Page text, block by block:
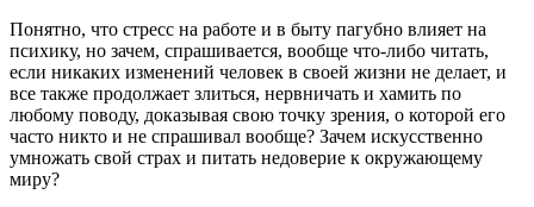
Понятно, что стресс на работе и в быту пагубно влияет на
психику, но зачем, спрашивается, вообще что-либо читать,
если никаких изменений человек в своей жизни не делает, и
все также продолжает злиться, нервничать и хамить по
любому поводу, доказывая свою точку зрения, о которой его
часто никто и не спрашивал вообще? Зачем искусственно
умножать свой страх и питать недоверие к окружающему
миру?